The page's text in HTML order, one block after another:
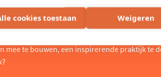
cookies toestaan Weigeren
mee te bouwen, een inspirerende praktijk te